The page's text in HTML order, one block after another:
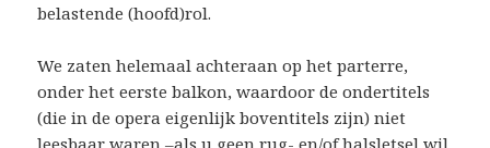
belastende (hoofd)rol.
We zaten helemaal achteraan op het parterre,
onder het eerste balkon, waardoor de ondertitels
(die in de opera eigenlijk boventitels zijn) niet
leesbaar waren –als u geen rug- en/of halsletsel wil